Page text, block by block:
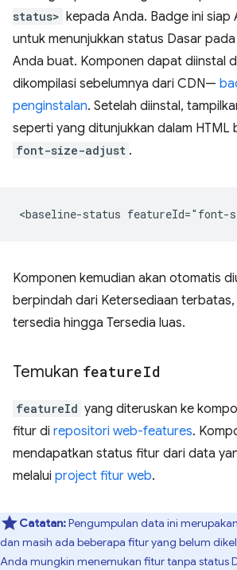
status> kepada Anda. Badge ini siap
untuk menunjukkan status Dasar
Anda buat. Komponen dapat diinstal
dikompilasi sebelumnya dari CDN—
penginstalan. Setelah diinstal,
seperti yang ditunjukkan dalam HTML
font-size-adjust .
Komponen kemudian akan otomatis
berpindah dari Ketersediaan terbatas,
tersedia hingga Tersedia luas.
Temukan featureId
featureId yang diteruskan ke
fitur di repositori web-features.
mendapatkan status fitur dari data
melalui project fitur web.
Catatan:Pengumpulan data ini
dan masih ada beberapa fitur yang belum
Anda mungkin menemukan fitur tanpa status